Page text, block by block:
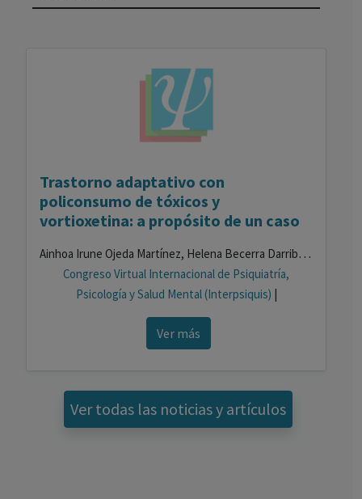
Trastorno adaptativo con
policonsumo de tóxicos y
vortioxetina: a propósito de un caso
Ainhoa Irune Ojeda Martínez, Helena Becerra Darriba, Marta Sánchez Enamorado, Alfredo Gurrea Escajedo
Congreso Virtual Internacional de Psiquiatría,
Psicología y Salud Mental (Interpsiquis) |
Ver más
Ver todas las noticias y artículos